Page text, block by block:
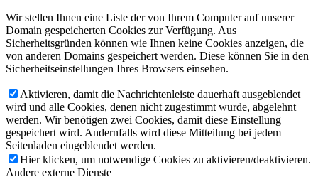
Wir stellen Ihnen eine Liste der von Ihrem Computer auf unserer
Domain gespeicherten Cookies zur Verfügung. Aus
Sicherheitsgründen können wie Ihnen keine Cookies anzeigen, die
von anderen Domains gespeichert werden. Diese können Sie in den
Sicherheitseinstellungen Ihres Browsers einsehen.
Aktivieren, damit die Nachrichtenleiste dauerhaft ausgeblendet
wird und alle Cookies, denen nicht zugestimmt wurde, abgelehnt
werden. Wir benötigen zwei Cookies, damit diese Einstellung
gespeichert wird. Andernfalls wird diese Mitteilung bei jedem
Seitenladen eingeblendet werden.
Hier klicken, um notwendige Cookies zu aktivieren/deaktivieren.
Andere externe Dienste